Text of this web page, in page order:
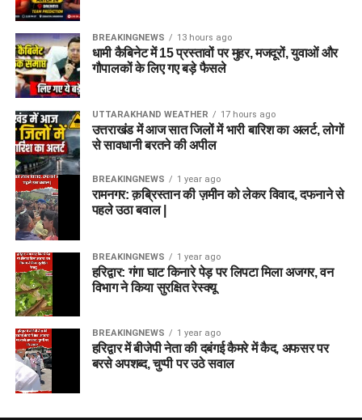
BREAKINGNEWS 13 hours ago
धामी कैबिनेट में 15 प्रस्तावों पर मुहर, मजदूरों, युवाओं और
गौपालकों के लिए गए बड़े फैसले
UTTARAKHAND WEATHER 17 hours ago
उत्तराखंड में आज सात जिलों में भारी बारिश का अलर्ट, लोगों
से सावधानी बरतने की अपील
BREAKINGNEWS 1 year ago
रामनगर: क़ब्रिस्तान की ज़मीन को लेकर विवाद, दफनाने से
पहले उठा बवाल |
BREAKINGNEWS 1 year ago
हरिद्वार: गंगा घाट किनारे पेड़ पर लिपटा मिला अजगर, वन
विभाग ने किया सुरक्षित रेस्क्यू
BREAKINGNEWS 1 year ago
हरिद्वार में बीजेपी नेता की दबंगई कैमरे में कैद, अफसर पर
बरसे अपशब्द, चुप्पी पर उठे सवाल